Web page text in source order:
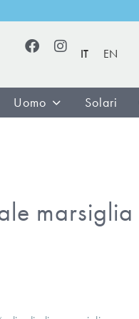
IT EN
Uomo Solari
marsiglia